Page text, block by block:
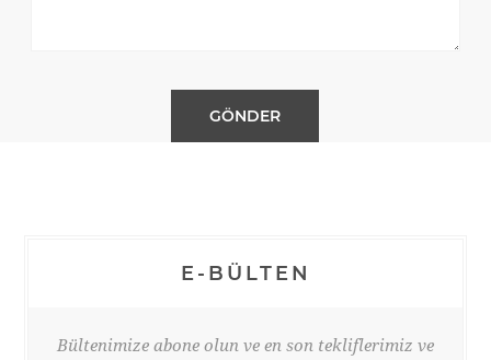
E-BÜLTEN
Bültenimize abone olun ve en son tekliflerimiz ve